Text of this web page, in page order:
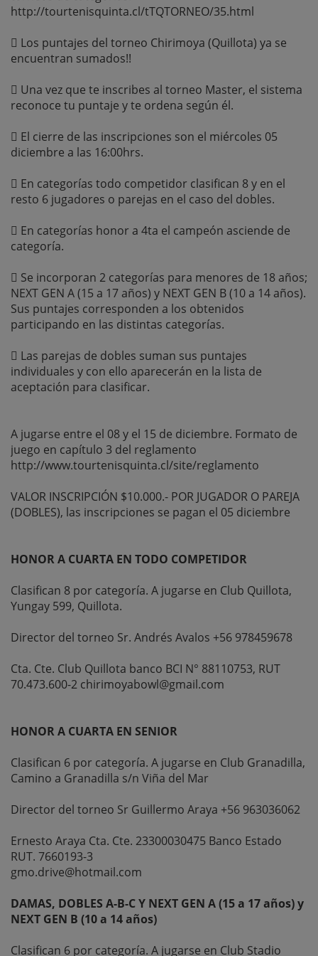
http://tourtenisquinta.cl/tTQTORNEO/35.html
 Los puntajes del torneo Chirimoya (Quillota) ya se
encuentran sumados!!
 Una vez que te inscribes al torneo Master, el sistema
reconoce tu puntaje y te ordena según él.
 El cierre de las inscripciones son el miércoles 05
diciembre a las 16:00hrs.
 En categorías todo competidor clasifican 8 y en el
resto 6 jugadores o parejas en el caso del dobles.
 En categorías honor a 4ta el campeón asciende de
categoría.
 Se incorporan 2 categorías para menores de 18 años;
NEXT GEN A (15 a 17 años) y NEXT GEN B (10 a 14 años).
Sus puntajes corresponden a los obtenidos
participando en las distintas categorías.
 Las parejas de dobles suman sus puntajes
individuales y con ello aparecerán en la lista de
aceptación para clasificar.
A jugarse entre el 08 y el 15 de diciembre. Formato de
juego en capítulo 3 del reglamento
http://www.tourtenisquinta.cl/site/reglamento
VALOR INSCRIPCIÓN $10.000.- POR JUGADOR O PAREJA
(DOBLES), las inscripciones se pagan el 05 diciembre
HONOR A CUARTA EN TODO COMPETIDOR
Clasifican 8 por categoría. A jugarse en Club Quillota,
Yungay 599, Quillota.
Director del torneo Sr. Andrés Avalos +56 978459678
Cta. Cte. Club Quillota banco BCI N° 88110753, RUT
70.473.600-2 chirimoyabowl@gmail.com
HONOR A CUARTA EN SENIOR
Clasifican 6 por categoría. A jugarse en Club Granadilla,
Camino a Granadilla s/n Viña del Mar
Director del torneo Sr Guillermo Araya +56 963036062
Ernesto Araya Cta. Cte. 23300030475 Banco Estado
RUT. 7660193-3
gmo.drive@hotmail.com
DAMAS, DOBLES A-B-C Y NEXT GEN A (15 a 17 años) y
NEXT GEN B (10 a 14 años)
Clasifican 6 por categoría. A jugarse en Club Stadio